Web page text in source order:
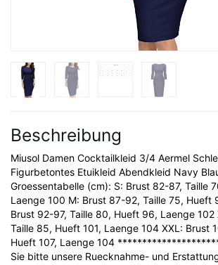
Beschreibung
Miusol Damen Cocktailkleid 3/4 Aermel
Figurbetontes Etuikleid Abendkleid Navy Blau
Groessentabelle (cm): S: Brust 82-87, Taille
Laenge 100 M: Brust 87-92, Taille 75, Hueft
Brust 92-97, Taille 80, Hueft 96, Laenge 102
Taille 85, Hueft 101, Laenge 104 XXL: Brust
Hueft 107, Laenge 104
Sie bitte unsere Ruecknahme- und